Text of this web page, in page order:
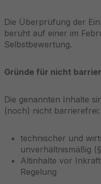
Die Überprüfung der
beruht auf einer im
Selbstbewertung.
Gründe für nicht
Die genannten Inhalte
(noch) nicht barrierefrei:
technischer und
unverhältnismäßig
Altinhalte vor
Regelung